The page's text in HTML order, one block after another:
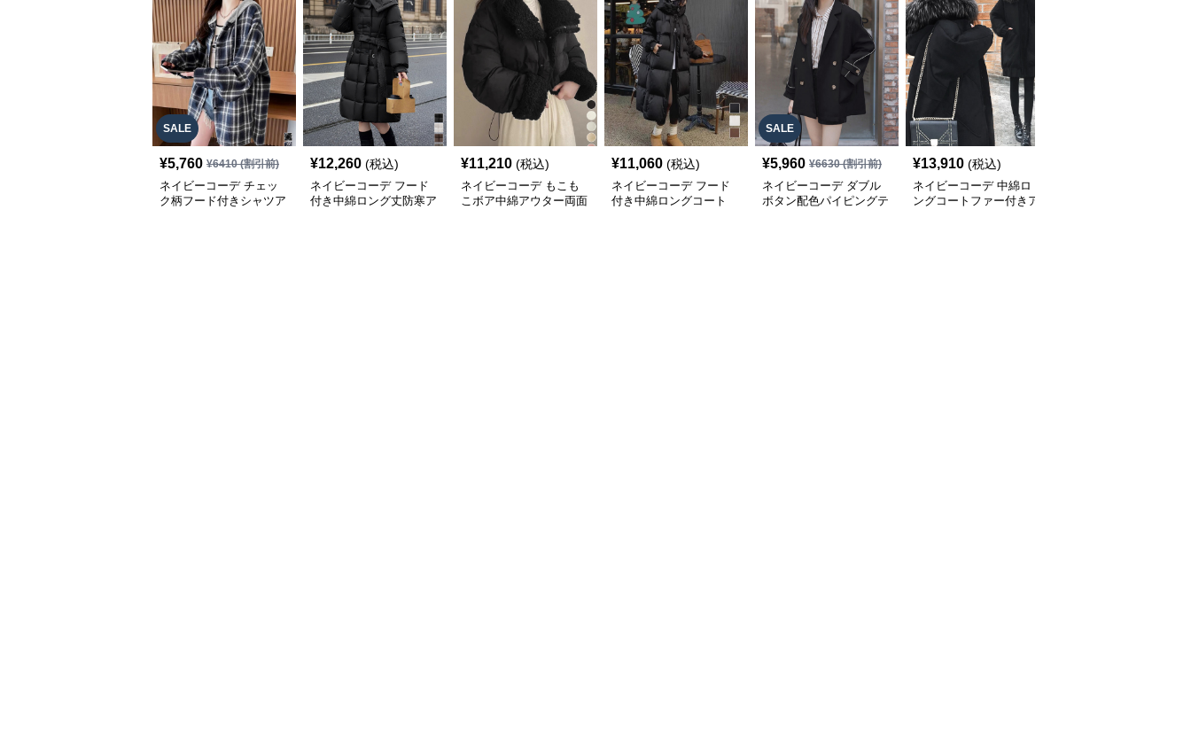
SALE
¥5,760 ¥6410(割引前)
ネイビーコーデ チェッ
ク柄フード付きシャツア
¥12,260 (税込)
ネイビーコーデ フード
付き中綿ロング丈防寒ア
¥11,210 (税込)
ネイビーコーデ もこも
こボア中綿アウター両面
¥11,060 (税込)
ネイビーコーデ フード
付き中綿ロングコート
SALE
¥5,960 ¥6630(割引前)
ネイビーコーデ ダブル
ボタン配色パイピングテ
¥13,910 (税込)
ネイビーコーデ 中綿ロ
ングコートファー付きア